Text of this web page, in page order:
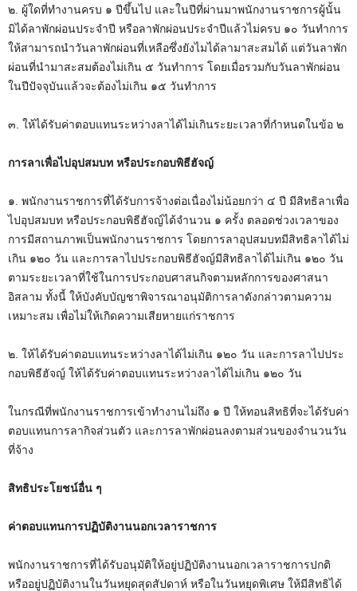
๒. ผู้ใดที่ทำงานครบ ๑ ปีขึ้นไป และในปีที่ผ่านมาพนักงานราชการผู้นั้น
มิได้ลาพักผ่อนประจำปี หรือลาพักผ่อนประจำปีแล้วไม่ครบ ๑๐ วันทำการ
ให้สามารถนำวันลาพักผ่อนที่เหลือซึ่งยังไมได้ลามาสะสมได้ แต่วันลาพัก
ผ่อนที่นำมาสะสมต้องไม่เกิน ๕ วันทำการ โดยเมื่อรวมกับวันลาพักผ่อน
ในปีปัจจุบันแล้วจะต้องไม่เกิน ๑๕ วันทำการ
๓. ให้ได้รับค่าตอบแทนระหว่างลาได้ไม่เกินระยะเวลาที่กำหนดในข้อ ๒
การลาเพื่อไปอุปสมบท หรือประกอบพิธีฮัจญ์
๑. พนักงานราชการที่ได้รับการจ้างต่อเนื่องไม่น้อยกว่า ๔ ปี มีสิทธิลาเพื่อ
ไปอุปสมบท หรือประกอบพิธีฮัจญ์ได้จำนวน ๑ ครั้ง ตลอดช่วงเวลาของ
การมีสถานภาพเป็นพนักงานราชการ โดยการลาอุปสมบทมีสิทธิลาได้ไม่
เกิน ๑๒๐ วัน และการลาไปประกอบพิธีฮัจญ์มีสิทธิลาได้ไม่เกิน ๑๒๐ วัน
ตามระยะเวลาที่ใช้ในการประกอบศาสนกิจตามหลักการของศาสนา
อิสลาม ทั้งนี้ ให้บังคับบัญชาพิจารณาอนุมัติการลาดังกล่าวตามความ
เหมาะสม เพื่อไม่ให้เกิดความเสียหายแก่ราชการ
๒. ให้ได้รับค่าตอบแทนระหว่างลาได้ไม่เกิน ๑๒๐ วัน และการลาไปประ
กอบพิธีฮัจญ์ ให้ได้รับค่าตอบแทนระหว่างลาได้ไม่เกิน ๑๒๐ วัน
ในกรณีที่พนักงานราชการเข้าทำงานไม่ถึง ๑ ปี ให้ทอนสิทธิที่จะได้รับค่า
ตอบแทนการลากิจส่วนตัว และการลาพักผ่อนลงตามส่วนของจำนวนวัน
ที่จ้าง
สิทธิประโยชน์อื่น ๆ
ค่าตอบแทนการปฏิบัติงานนอกเวลาราชการ
พนักงานราชการที่ได้รับอนุมัติให้อยู่ปฏิบัติงานนอกเวลาราชการปกติ
หรืออยู่ปฏิบัติงานในวันหยุดสุดสัปดาห์ หรือในวันหยุดพิเศษ ให้มีสิทธิได้